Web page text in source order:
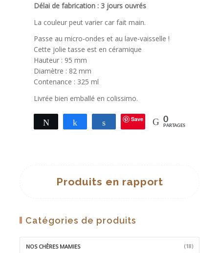
Délai de fabrication : 3 jours ouvrés
La couleur peut varier car fait main.
Passe au micro-ondes et au lave-vaisselle !
Cette jolie tasse est en céramique
Hauteur : 95 mm
Diamètre : 82 mm
Contenance : 325 ml
Livrée bien emballé en colissimo.
Tweetez Partagez Partagez
Save 0
PARTAGES
Produits en rapport
Catégories de produits
NOS CHÈRES MAMIES (18)